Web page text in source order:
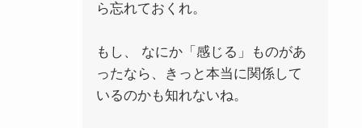
ら忘れておくれ。
もし、 なにか「感じる」ものがあ
ったなら、きっと本当に関係して
いるのかも知れないね。